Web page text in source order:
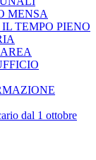
MENSA
TEMPO PIENO
dal 1 ottobre